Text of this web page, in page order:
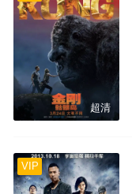
超清
VIP